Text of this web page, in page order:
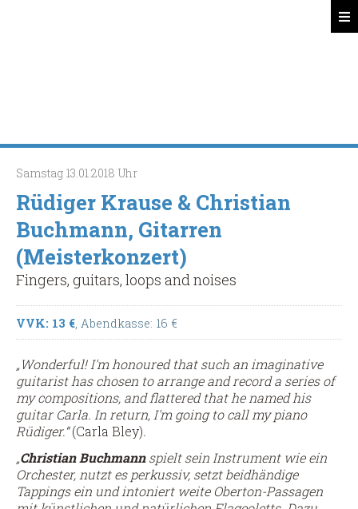
Samstag 13.01.2018 Uhr
Rüdiger Krause & Christian
Buchmann, Gitarren
(Meisterkonzert)
Fingers, guitars, loops and noises
VVK: 13 € , Abendkasse: 16 €
„Wonderful! I'm honoured that such an imaginative
guitarist has chosen to arrange and record a series of
my compositions, and flattered that he named his
guitar Carla. In return, I'm going to call my piano
Rüdiger.“(Carla Bley).
„Christian Buchmannspielt sein Instrument wie ein
Orchester, nutzt es perkussiv, setzt beidhändige
Tappings ein und intoniert weite Oberton-Passagen